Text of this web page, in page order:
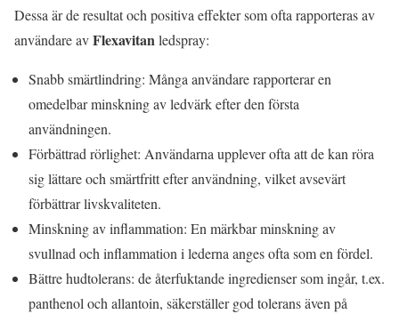
Dessa är de resultat och positiva effekter som ofta rapporteras av
användare avFlexavitanledspray:
Snabb smärtlindring: Många användare rapporterar en
omedelbar minskning av ledvärk efter den första
användningen.
Förbättrad rörlighet: Användarna upplever ofta att de kan röra
sig lättare och smärtfritt efter användning, vilket avsevärt
förbättrar livskvaliteten.
Minskning av inflammation: En märkbar minskning av
svullnad och inflammation i lederna anges ofta som en fördel.
Bättre hudtolerans: de återfuktande ingredienser som ingår, t.ex.
panthenol och allantoin, säkerställer god tolerans även på